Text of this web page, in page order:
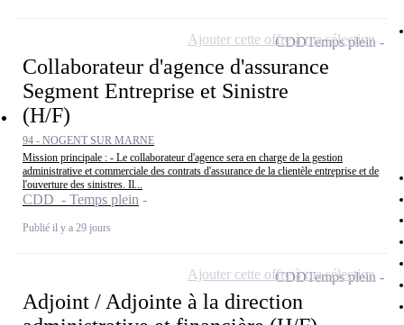
Collaborateur d'agence d'assurance
Segment Entreprise et Sinistre
(H/F)
94 - NOGENT SUR MARNE
Mission principale : - Le collaborateur d'agence sera en charge de la gestion
administrative et commerciale des contrats d'assurance de la clientèle entreprise et de
l'ouverture des sinistres. Il...
CDD - Temps plein
Publié il y a 29 jours
CDDTemps plein
Ajouter cette offre à ma sélection
Adjoint / Adjointe à la direction
CDDTemps plein
Ajouter cette offre à ma sélection